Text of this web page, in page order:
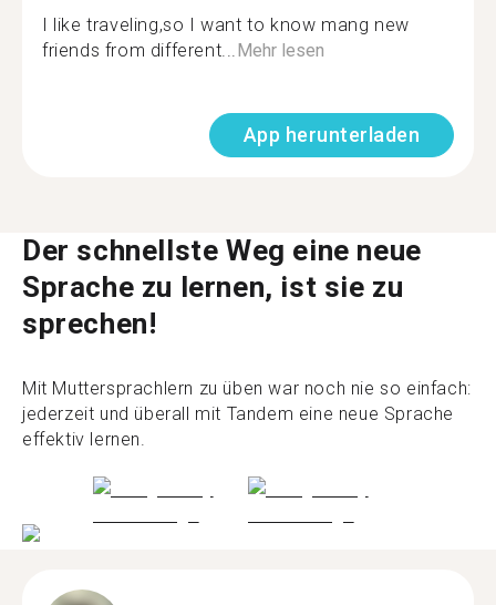
I like traveling,so I want to know mang new
friends from different... Mehr lesen
App herunterladen
Der schnellste Weg eine neue
Sprache zu lernen, ist sie zu
sprechen!
Mit Muttersprachlern zu üben war noch nie so einfach:
jederzeit und überall mit Tandem eine neue Sprache
effektiv lernen.